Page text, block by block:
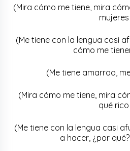
(Mira cómo me tiene, mira
mujeres
(Me tiene con la lengua casi
cómo me
(Me tiene amarrao,
(Mira cómo me tiene, mira
qué rico
(Me tiene con la lengua casi
a hacer, ¿por